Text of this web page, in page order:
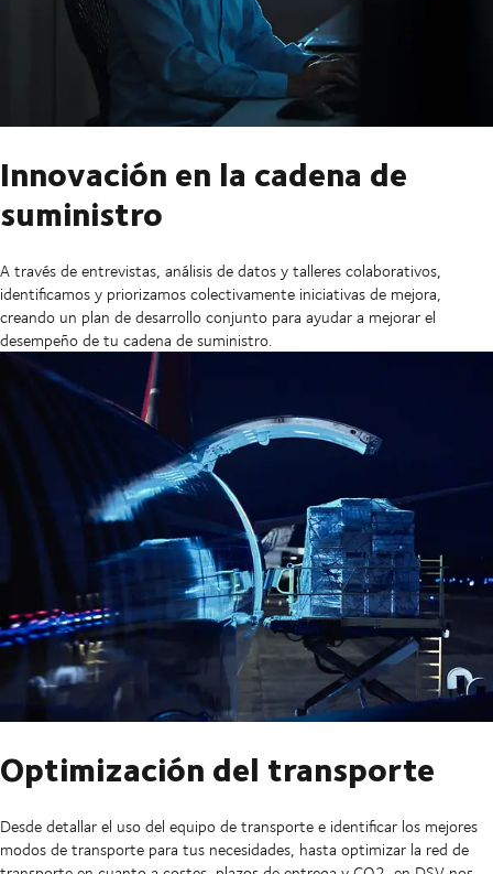
Innovación en la cadena de
suministro
A través de entrevistas, análisis de datos y talleres colaborativos,
identificamos y priorizamos colectivamente iniciativas de mejora,
creando un plan de desarrollo conjunto para ayudar a mejorar el
desempeño de tu cadena de suministro.
Optimización del transporte
Desde detallar el uso del equipo de transporte e identificar los mejores
modos de transporte para tus necesidades, hasta optimizar la red de